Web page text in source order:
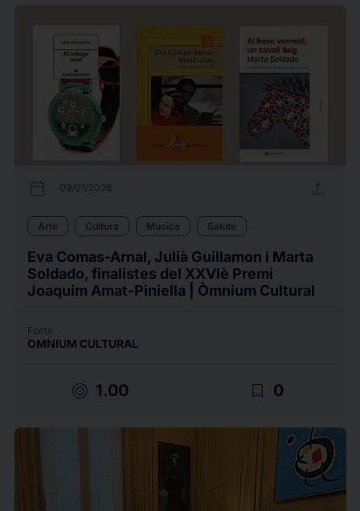
calendar_today 09/01/2026 upload
Arte Cultura Musica Salute
Eva Comas-Arnal, Julià Guillamon i Marta
Soldado, finalistes del XXVIè Premi
Joaquim Amat-Piniella | Òmnium Cultural
Fonte
OMNIUM CULTURAL
target 1.00 bookmark_border 0